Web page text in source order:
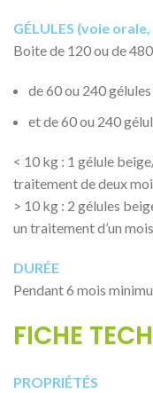
GÉLULES (voie
Boite de 120 ou de
de 60 ou 240
et de 60 ou 240
< 10 kg : 1 gélule
traitement de deux
> 10 kg : 2 gélules
un traitement d’un
DURÉE
Pendant 6 mois
FICHE
PROPRIÉTÉS